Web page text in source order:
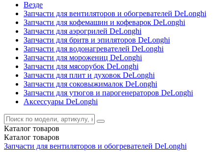
Везде
Запчасти для вентиляторов и обогревателей DeLonghi
Запчасти для кофемашин и кофеварок DeLonghi
Запчасти для аэрогрилей DeLonghi
Запчасти для бритв и эпиляторов DeLonghi
Запчасти для водонагревателей DeLonghi
Запчасти для морожениц DeLonghi
Запчасти для мясорубок DeLonghi
Запчасти для плит и духовок DeLonghi
Запчасти для соковыжималок DeLonghi
Запчасти для утюгов и парогенераторов DeLonghi
Аксессуары DeLonghi
Каталог товаров
Каталог товаров
Запчасти для вентиляторов и обогревателей DeLonghi